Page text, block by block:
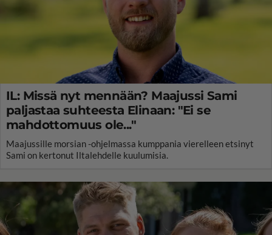
IL: Missä nyt mennään? Maajussi Sami
paljastaa suhteesta Elinaan: "Ei se
mahdottomuus ole..."
Maajussille morsian -ohjelmassa kumppania vierelleen etsinyt
Sami on kertonut Iltalehdelle kuulumisia.